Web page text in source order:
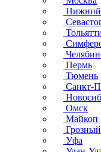
Нижний
Пермь
Тюмень
Санкт-
Омск
Майкоп
Грозный
Уфа